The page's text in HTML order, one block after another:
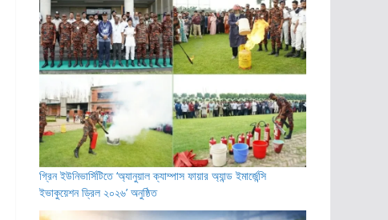
গ্রিন ইউনিভার্সিটিতে ‘অ্যানুয়াল ক্যাম্পাস ফায়ার অ্যান্ড ইমার্জেন্সি
ইভাকুয়েশন ড্রিল ২০২৬’ অনুষ্ঠিত